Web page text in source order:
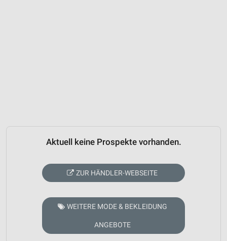
Aktuell keine Prospekte vorhanden.
ZUR HÄNDLER-WEBSEITE
WEITERE MODE & BEKLEIDUNG
ANGEBOTE